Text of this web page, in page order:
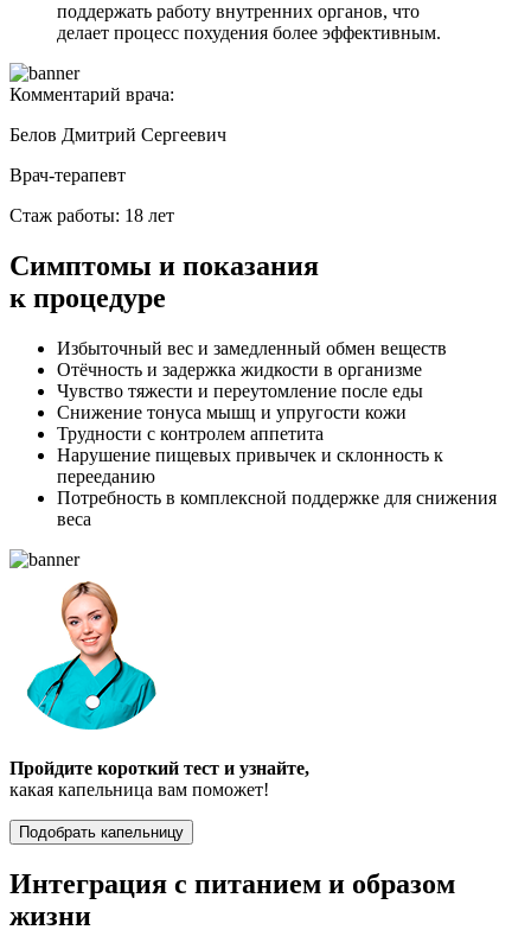
поддержать работу внутренних органов, что
делает процесс похудения более эффективным.
Комментарий врача:
Белов Дмитрий Сергеевич
Врач-терапевт
Стаж работы: 18 лет
Симптомы и показания
к процедуре
Избыточный вес и замедленный обмен веществ
Отёчность и задержка жидкости в организме
Чувство тяжести и переутомление после еды
Снижение тонуса мышц и упругости кожи
Трудности с контролем аппетита
Нарушение пищевых привычек и склонность к
перееданию
Потребность в комплексной поддержке для снижения
веса
Пройдите короткий тест и узнайте,
какая капельница вам поможет!
Подобрать капельницу
Интеграция с питанием и образом
жизни